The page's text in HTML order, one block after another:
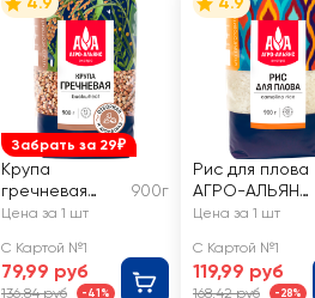
Забрать за 29₽
Крупа
гречневая
АГРО-АЛЬЯНС
Элитная
высший сорт
900г
Цена за 1 шт
С Картой №1
79,99 руб
136,84 руб -41%
Рис для плова
АГРО-АЛЬЯНС
Экстра
Цена за 1 шт
С Картой №1
119,99 руб
168,42 руб -28%